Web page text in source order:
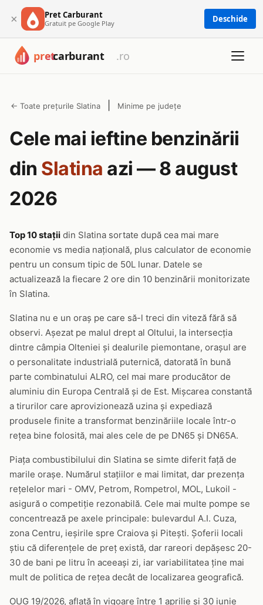
× Pret Carburant
Gratuit pe Google Play Deschide
← Toate prețurile Slatina Minime pe județe
Cele mai ieftine benzinării
din Slatina azi — 8 august
2026
Top 10 stații din Slatina sortate după cea mai mare
economie vs media națională, plus calculator de economie
pentru un consum tipic de 50L lunar. Datele se
actualizează la fiecare 2 ore din 10 benzinării monitorizate
în Slatina.
Slatina nu e un oraș pe care să-l treci din viteză fără să
observi. Așezat pe malul drept al Oltului, la intersecția
dintre câmpia Olteniei și dealurile piemontane, orașul are
o personalitate industrială puternică, datorată în bună
parte combinatului ALRO, cel mai mare producător de
aluminiu din Europa Centrală și de Est. Mișcarea constantă
a tirurilor care aprovizionează uzina și expediază
produsele finite a transformat benzinăriile locale într-o
rețea bine folosită, mai ales cele de pe DN65 și DN65A.
Piața combustibilului din Slatina se simte diferit față de
marile orașe. Numărul stațiilor e mai limitat, dar prezența
rețelelor mari - OMV, Petrom, Rompetrol, MOL, Lukoil -
asigură o competiție rezonabilă. Cele mai multe pompe se
concentrează pe axele principale: bulevardul A.I. Cuza,
zona Centru, ieșirile spre Craiova și Pitești. Șoferii locali
știu că diferențele de preț există, dar rareori depășesc 20-
30 de bani pe litru în aceeași zi, iar variabilitatea ține mai
mult de politica de rețea decât de localizarea geografică.
OUG 19/2026, aflată în vigoare între 1 aprilie și 30 iunie